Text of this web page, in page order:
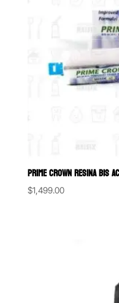
PRIME CROWN RESINA BIS
$1,499.00